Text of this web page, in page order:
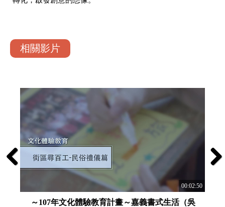
相關影片
00:02:50
～107年文化體驗教育計畫～嘉義書式生活（吳
Previous